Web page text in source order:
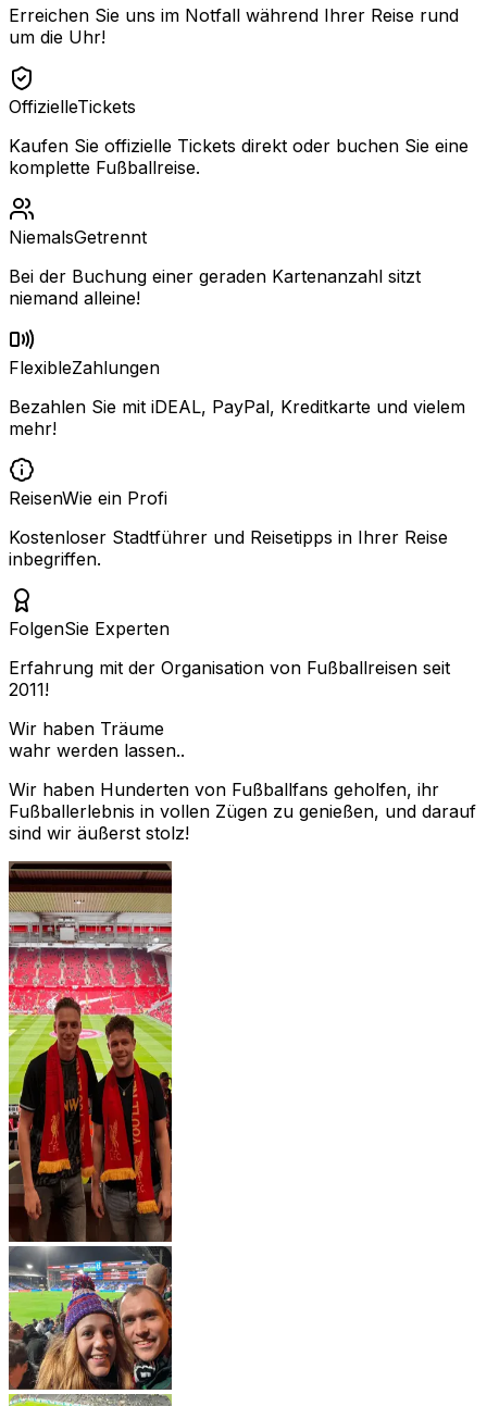
Erreichen Sie uns im Notfall während Ihrer Reise rund
um die Uhr!
OffizielleTickets
Kaufen Sie offizielle Tickets direkt oder buchen Sie eine
komplette Fußballreise.
NiemalsGetrennt
Bei der Buchung einer geraden Kartenanzahl sitzt
niemand alleine!
FlexibleZahlungen
Bezahlen Sie mit iDEAL, PayPal, Kreditkarte und vielem
mehr!
ReisenWie ein Profi
Kostenloser Stadtführer und Reisetipps in Ihrer Reise
inbegriffen.
FolgenSie Experten
Erfahrung mit der Organisation von Fußballreisen seit
2011!
Wir haben Träume
wahr werden lassen..
Wir haben Hunderten von Fußballfans geholfen, ihr
Fußballerlebnis in vollen Zügen zu genießen, und darauf
sind wir äußerst stolz!